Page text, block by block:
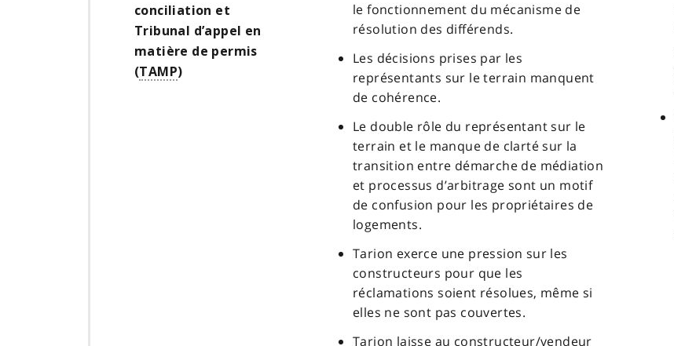
conciliation et
Tribunal d’appel en
matière de permis
(TAMP)
le fonctionnement du mécanisme de
résolution des différends.
Les décisions prises par les
représentants sur le terrain manquent
de cohérence.
Le double rôle du représentant sur le
terrain et le manque de clarté sur la
transition entre démarche de médiation
et processus d’arbitrage sont un motif
de confusion pour les propriétaires de
logements.
Tarion exerce une pression sur les
constructeurs pour que les
réclamations soient résolues, même si
elles ne sont pas couvertes.
Tarion laisse au constructeur/vendeur